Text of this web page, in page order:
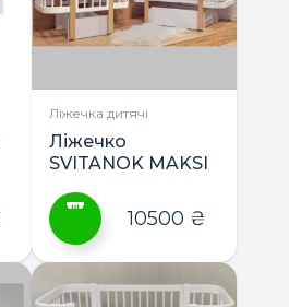
Ліжечка дитячі
Ліжечко
SVITANOK MAKSI
матрас
товар
10500 ₴